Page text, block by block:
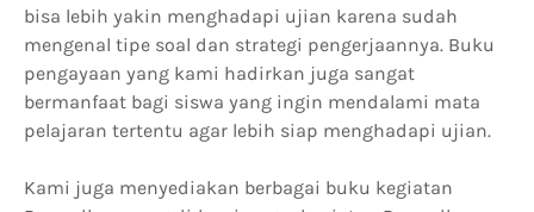
bisa lebih yakin menghadapi ujian karena sudah
mengenal tipe soal dan strategi pengerjaannya. Buku
pengayaan yang kami hadirkan juga sangat
bermanfaat bagi siswa yang ingin mendalami mata
pelajaran tertentu agar lebih siap menghadapi ujian.
Kami juga menyediakan berbagai buku kegiatan